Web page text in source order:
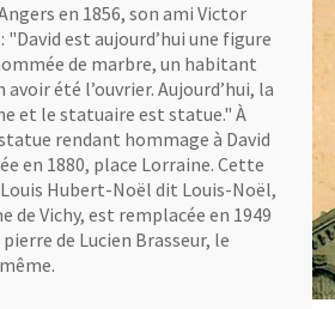
en 1856, son ami Victor
est aujourd’hui une figure
de marbre, un habitant
été l’ouvrier. Aujourd’hui, la
et le statuaire est statue." À
rendant hommage à David
en 1880, place Lorraine. Cette
Hubert-Noël dit Louis-Noël,
de Vichy, est remplacée en 1949
de Lucien Brasseur, le